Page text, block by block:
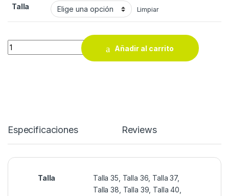
Talla Limpiar
ZAPATO CLODIO S3 quantity
Añadir al carrito
Especificaciones Reviews
Talla
Talla 35, Talla 36, Talla 37,
Talla 38, Talla 39, Talla 40,